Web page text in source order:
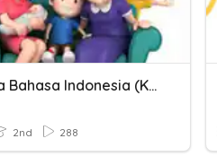
Kosakata Bahasa Indonesia (Keluarga)
2nd 288